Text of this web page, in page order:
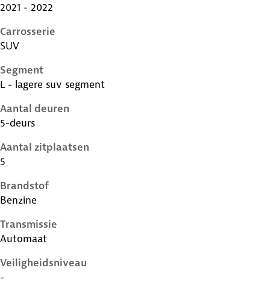
2021 - 2022
Carrosserie
SUV
Segment
L - lagere suv segment
Aantal deuren
5-deurs
Aantal zitplaatsen
5
Brandstof
Benzine
Transmissie
Automaat
Veiligheidsniveau
-